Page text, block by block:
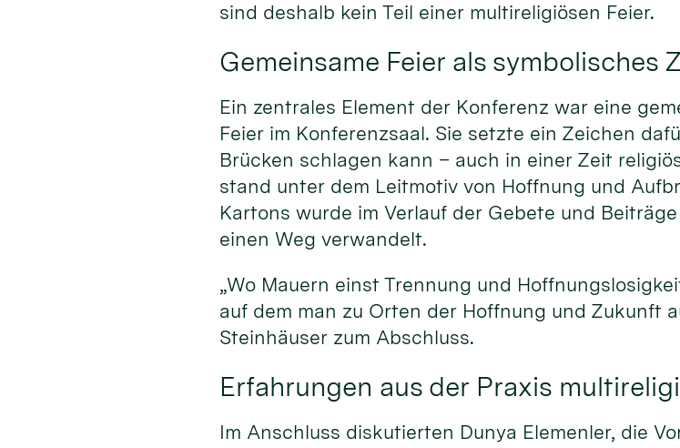
sind deshalb kein Teil einer multireligiösen Feier.
Gemeinsame Feier als symbolisches
Ein zentrales Element der Konferenz war eine
Feier im Konferenzsaal. Sie setzte ein Zeichen
Brücken schlagen kann – auch in einer Zeit
stand unter dem Leitmotiv von Hoffnung und
Kartons wurde im Verlauf der Gebete und
einen Weg verwandelt.
„Wo Mauern einst Trennung und
auf dem man zu Orten der Hoffnung und Zukunft
Steinhäuser zum Abschluss.
Erfahrungen aus der Praxis
Im Anschluss diskutierten Dunya Elemenler, die